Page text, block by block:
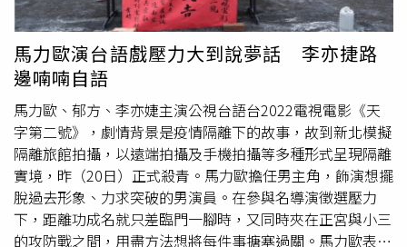
或者是他們的人生。」 當歌手比當演員累，發片期無止盡
的跑通告，面對每個訪問就是很制式的回答幾乎相同的問
題，但也有它的樂趣，因為回饋很當下，唱得不好台下馬上
用表情告訴你，唱得好甚至還會讓人落淚，Darren曾經發過
一張專輯、2010年被周杰倫相中，跟常青組成「浪花兄
弟」發片，不只鋪天蓋地的宣傳行程，也當周杰倫演唱會嘉
賓，看到台下幾萬個歌迷，周杰倫跟他們說：「你就當作自
己的演唱會，就不會覺得這麼的奇怪，就當作台下的歌迷都
是為著你而來的。」很感動。（圖／莊立人攝）相對來講，
Darren覺得當演員比較沒那麼累，雖然有可能要軋戲、拍攝
時精神都要在角色上，但比較辛苦的就在於背劇本、揣摩情
馬力歐演台語戲壓力大到說夢話 李亦捷路
邊喃喃自語
馬力歐、郁方、李亦婕主演公視台語台2022電視電影《天
字第二號》，劇情背景是疫情隔離下的故事，故到新北模擬
隔離旅館拍攝，以遠端拍攝及手機拍攝等多種形式呈現隔離
實境，昨（20日）正式殺青。馬力歐擔任男主角，飾演想擺
脫過去形象、力求突破的男演員。在參與名導演徵選壓力
下，距離功成名就只差臨門一腳時，又同時夾在正宮與小三
的攻防戰之間，用盡方法想將每件事搪塞過關。馬力歐表